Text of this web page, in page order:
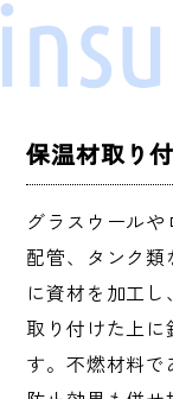
保温材取り
グラスウールや
配管、タンク類
に資材を加工
取り付けた上に
す。不燃材料